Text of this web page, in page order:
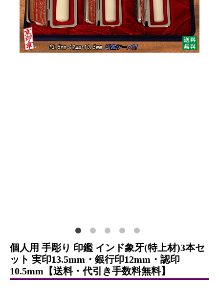
個人用 手彫り 印鑑 インド象牙(特上材)3本セ
ット 実印13.5mm・銀行印12mm・認印
10.5mm【送料・代引き手数料無料】